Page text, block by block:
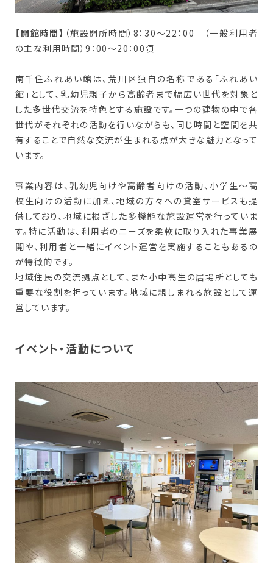
【開館時間】 （施設開所時間）8：30～22：00 （一般利用者
の主な利用時間）9：00～20：00頃
南千住ふれあい館は、荒川区独自の名称である「ふれあい
館」として、乳幼児親子から高齢者まで幅広い世代を対象と
した多世代交流を特色とする施設です。一つの建物の中で各
世代がそれぞれの活動を行いながらも、同じ時間と空間を共
有することで自然な交流が生まれる点が大きな魅力となって
います。
事業内容は、乳幼児向けや高齢者向けの活動、小学生～高
校生向けの活動に加え、地域の方々への貸室サービスも提
供しており、地域に根ざした多機能な施設運営を行っていま
す。特に活動は、利用者のニーズを柔軟に取り入れた事業展
開や、利用者と一緒にイベント運営を実施することもあるの
が特徴的です。
地域住民の交流拠点として、また小中高生の居場所としても
重要な役割を担っています。地域に親しまれる施設として運
営しています。
イベント・活動について